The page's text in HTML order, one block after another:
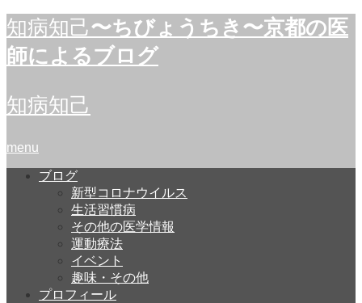
知病知己〜ちびょうちき〜京都の医
師によるブログ
知病知己
menu
ブログ
新型コロナウイルス
生活習慣病
その他の医学情報
運動療法
イベント
趣味・その他
プロフィール